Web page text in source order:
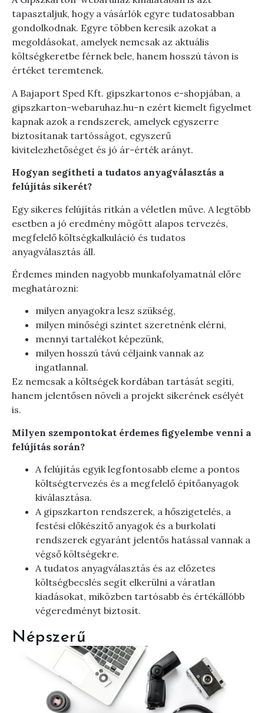
tapasztaljuk, hogy a vásárlók egyre tudatosabban
gondolkodnak. Egyre többen keresik azokat a
megoldásokat, amelyek nemcsak az aktuális
költségkeretbe férnek bele, hanem hosszú távon is
értéket teremtenek.
A Bajaport Sped Kft. gipszkartonos e-shopjában, a
gipszkarton-webaruhaz.hu-n ezért kiemelt figyelmet
kapnak azok a rendszerek, amelyek egyszerre
biztosítanak tartósságot, egyszerű
kivitelezhetőséget és jó ár-érték arányt.
Hogyan segítheti a tudatos anyagválasztás a
felújítás sikerét?
Egy sikeres felújítás ritkán a véletlen műve. A legtöbb
esetben a jó eredmény mögött alapos tervezés,
megfelelő költségkalkuláció és tudatos
anyagválasztás áll.
Érdemes minden nagyobb munkafolyamatnál előre
meghatározni:
milyen anyagokra lesz szükség,
milyen minőségi szintet szeretnénk elérni,
mennyi tartalékot képezünk,
milyen hosszú távú céljaink vannak az
ingatlannal.
Ez nemcsak a költségek kordában tartását segíti,
hanem jelentősen növeli a projekt sikerének esélyét
is.
Milyen szempontokat érdemes figyelembe venni a
felújítás során?
A felújítás egyik legfontosabb eleme a pontos
költségtervezés és a megfelelő építőanyagok
kiválasztása.
A gipszkarton rendszerek, a hőszigetelés, a
festési előkészítő anyagok és a burkolati
rendszerek egyaránt jelentős hatással vannak a
végső költségekre.
A tudatos anyagválasztás és az előzetes
költségbecslés segít elkerülni a váratlan
kiadásokat, miközben tartósabb és értékállóbb
végeredményt biztosít.
Népszerű